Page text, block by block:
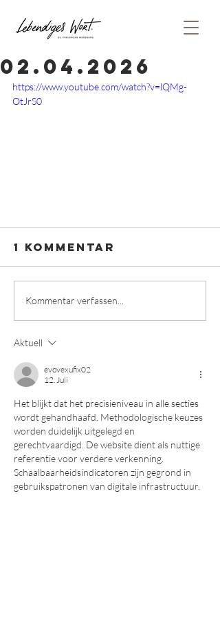
02.04.2026
https://www.youtube.com/watch?v=lQMg-
OtJrS0
1 Kommentar
Kommentar verfassen...
Aktuell
evovexufix02
12. Juli
Het blijkt dat het precisieniveau in alle secties
wordt gehandhaafd. Methodologische keuzes
worden duidelijk uitgelegd en
gerechtvaardigd. De website dient als nuttige
referentie voor verdere verkenning.
Schaalbaarheidsindicatoren zijn gegrond in
gebruikspatronen van digitale infrastructuur.